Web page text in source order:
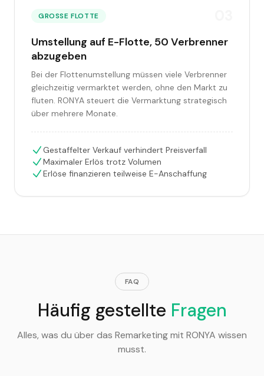
GROSSE FLOTTE
Umstellung auf E-Flotte, 50 Verbrenner
abzugeben
Bei der Flottenumstellung müssen viele Verbrenner
gleichzeitig vermarktet werden, ohne den Markt zu
fluten. RONYA steuert die Vermarktung strategisch
über mehrere Monate.
Gestaffelter Verkauf verhindert Preisverfall
Maximaler Erlös trotz Volumen
Erlöse finanzieren teilweise E-Anschaffung
FAQ
Häufig gestellte Fragen
Alles, was du über das Remarketing mit RONYA wissen
musst.